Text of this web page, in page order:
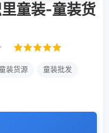
童装-童装货
装货源 童装批发